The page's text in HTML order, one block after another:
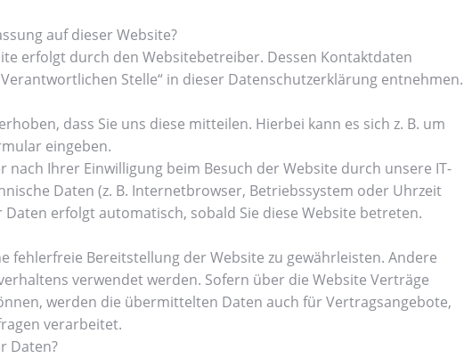
auf dieser Website?
erfolgt durch den Websitebetreiber. Dessen Kontaktdaten
Stelle“ in dieser Datenschutzerklärung entnehmen.
dass Sie uns diese mitteilen. Hierbei kann es sich z. B. um
eingeben.
Ihrer Einwilligung beim Besuch der Website durch unsere IT-
Daten (z. B. Internetbrowser, Betriebssystem oder Uhrzeit
Daten erfolgt automatisch, sobald Sie diese Website betreten.
fehlerfreie Bereitstellung der Website zu gewährleisten. Andere
verwendet werden. Sofern über die Website Verträge
werden die übermittelten Daten auch für Vertragsangebote,
verarbeitet.
Daten?